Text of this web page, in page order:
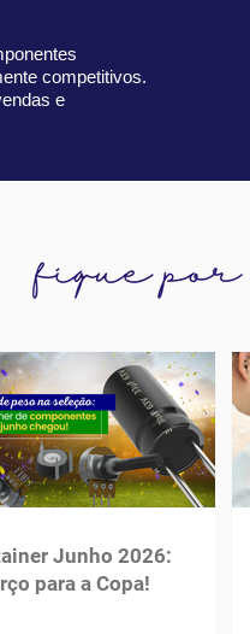
competitivos.
e
Junho 2026:
para a Copa!